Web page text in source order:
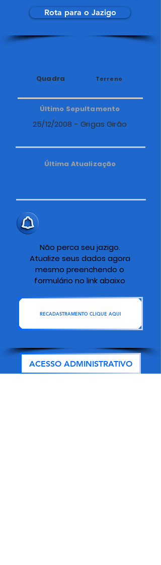
Rota para o Jazigo
Quadra Terreno
Último Sepultamento
25/12/2008 - Grigas Girão
Última Atualização
Não perca seu jazigo.
Atualize seus dados agora
mesmo preenchendo o
formulário no link abaixo
RECADASTRAMENTO CLIQUE AQUI
ACESSO ADMINISTRATIVO